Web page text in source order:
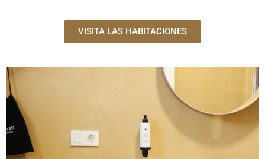
VISITA LAS HABITACIONES